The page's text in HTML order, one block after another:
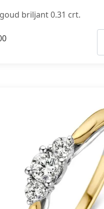
briljant 0.31 crt.